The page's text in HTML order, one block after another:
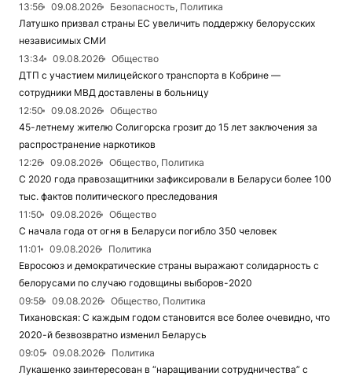
13:56
09.08.2026
Безопасность, Политика
Латушко призвал страны ЕС увеличить поддержку белорусских
независимых СМИ
13:34
09.08.2026
Общество
ДТП с участием милицейского транспорта в Кобрине —
сотрудники МВД доставлены в больницу
12:50
09.08.2026
Общество
45-летнему жителю Солигорска грозит до 15 лет заключения за
распространение наркотиков
12:26
09.08.2026
Общество, Политика
С 2020 года правозащитники зафиксировали в Беларуси более 100
тыс. фактов политического преследования
11:50
09.08.2026
Общество
С начала года от огня в Беларуси погибло 350 человек
11:01
09.08.2026
Политика
Евросоюз и демократические страны выражают солидарность с
белорусами по случаю годовщины выборов-2020
09:58
09.08.2026
Общество, Политика
Тихановская: С каждым годом становится все более очевидно, что
2020-й безвозвратно изменил Беларусь
09:05
09.08.2026
Политика
Лукашенко заинтересован в “наращивании сотрудничества” с